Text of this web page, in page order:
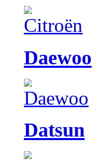
Daewoo
Datsun